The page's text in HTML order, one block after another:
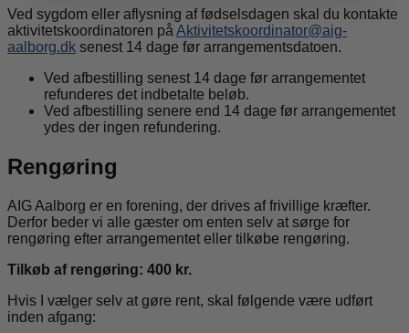
Ved sygdom eller aflysning af fødselsdagen skal du kontakte
aktivitetskoordinatoren på Aktivitetskoordinator@aig-
aalborg.dk senest 14 dage før arrangementsdatoen.
Ved afbestilling senest 14 dage før arrangementet
refunderes det indbetalte beløb.
Ved afbestilling senere end 14 dage før arrangementet
ydes der ingen refundering.
Rengøring
AIG Aalborg er en forening, der drives af frivillige kræfter.
Derfor beder vi alle gæster om enten selv at sørge for
rengøring efter arrangementet eller tilkøbe rengøring.
Tilkøb af rengøring: 400 kr.
Hvis I vælger selv at gøre rent, skal følgende være udført
inden afgang: